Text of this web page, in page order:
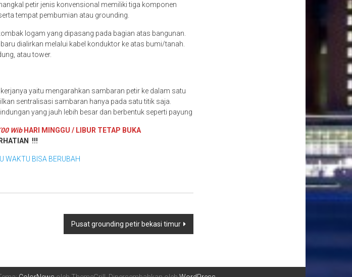
petir jenis konvensional memiliki tiga komponen
tempat pembumian atau grounding.
logam yang dipasang pada bagian atas bangunan.
dialirkan melalui kabel konduktor ke atas bumi/tanah.
atau tower.
yaitu mengarahkan sambaran petir ke dalam satu
sentralisasi sambaran hanya pada satu titik saja.
yang jauh lebih besar dan berbentuk seperti payung
WibHARI MINGGU / LIBUR TETAP BUKA
!!!
WAKTU BISA BERUBAH
Pusat grounding petir bekasi timur